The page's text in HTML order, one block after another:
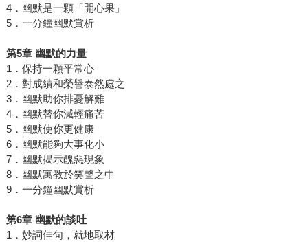
4．幽默是一顆「開心果」
5．一分鐘幽默賞析
第5章 幽默的力量
1．保持一顆平常心
2．對成績和榮譽泰然處之
3．幽默助你排憂解難
4．幽默替你減輕痛苦
5．幽默使你更健康
6．幽默能夠大事化小
7．幽默揭示醜惡現象
8．幽默寓教於笑聲之中
9．一分鐘幽默賞析
第6章 幽默的談吐
1．妙詞佳句，就地取材